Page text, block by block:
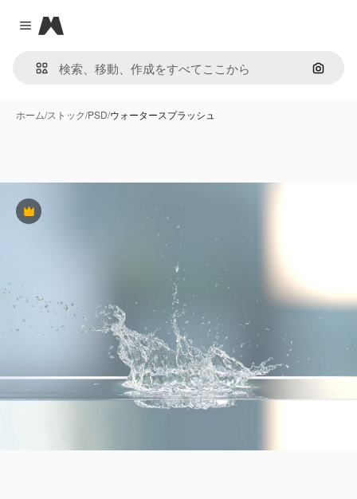
Close menu
Magnific
画像で
ホーム/ストック/PSD/ウォータースプラッシュ
Premium